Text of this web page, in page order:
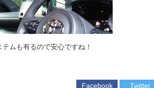
ムも有るので安心ですね！
Facebook Twitter